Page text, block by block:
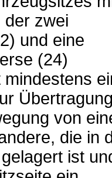
der zwei
und eine
(24)
von
die in
ist